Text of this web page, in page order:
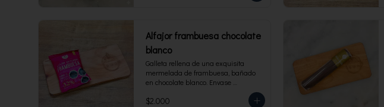
Alfajor frambuesa chocolate
blanco
Galleta rellena de una exquisita
mermelada de frambuesa, bañado
en chocolate blanco. Envase
$2.000